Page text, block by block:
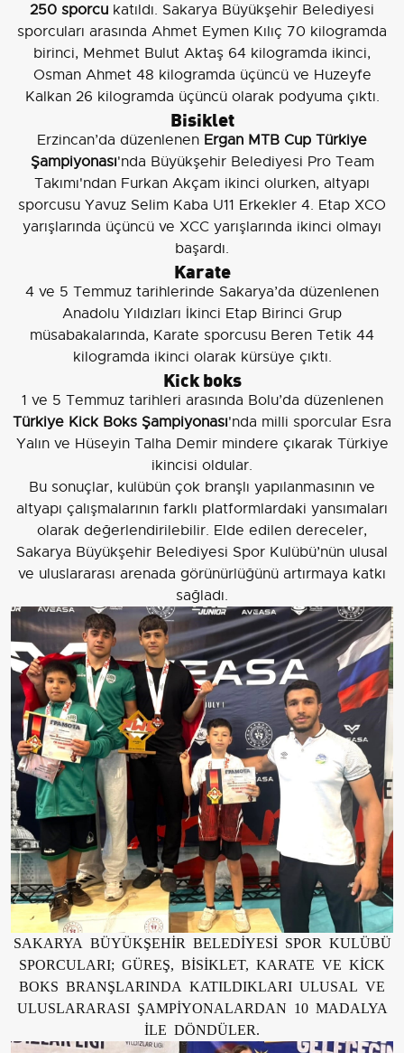
250 sporcu katıldı. Sakarya Büyükşehir Belediyesi
sporcuları arasında Ahmet Eymen Kılıç 70 kilogramda
birinci, Mehmet Bulut Aktaş 64 kilogramda ikinci,
Osman Ahmet 48 kilogramda üçüncü ve Huzeyfe
Kalkan 26 kilogramda üçüncü olarak podyuma çıktı.
Bisiklet
Erzincan’da düzenlenen Ergan MTB Cup Türkiye
Şampiyonası'nda Büyükşehir Belediyesi Pro Team
Takımı'ndan Furkan Akçam ikinci olurken, altyapı
sporcusu Yavuz Selim Kaba U11 Erkekler 4. Etap XCO
yarışlarında üçüncü ve XCC yarışlarında ikinci olmayı
başardı.
Karate
4 ve 5 Temmuz tarihlerinde Sakarya’da düzenlenen
Anadolu Yıldızları İkinci Etap Birinci Grup
müsabakalarında, Karate sporcusu Beren Tetik 44
kilogramda ikinci olarak kürsüye çıktı.
Kick boks
1 ve 5 Temmuz tarihleri arasında Bolu’da düzenlenen
Türkiye Kick Boks Şampiyonası'nda milli sporcular Esra
Yalın ve Hüseyin Talha Demir mindere çıkarak Türkiye
ikincisi oldular.
Bu sonuçlar, kulübün çok branşlı yapılanmasının ve
altyapı çalışmalarının farklı platformlardaki yansımaları
olarak değerlendirilebilir. Elde edilen dereceler,
Sakarya Büyükşehir Belediyesi Spor Kulübü’nün ulusal
ve uluslararası arenada görünürlüğünü artırmaya katkı
sağladı.
SAKARYA BÜYÜKŞEHİR BELEDİYESİ SPOR KULÜBÜ
SPORCULARI; GÜREŞ, BİSİKLET, KARATE VE KİCK
BOKS BRANŞLARINDA KATILDIKLARI ULUSAL VE
ULUSLARARASI ŞAMPİYONALARDAN 10 MADALYA
İLE DÖNDÜLER.